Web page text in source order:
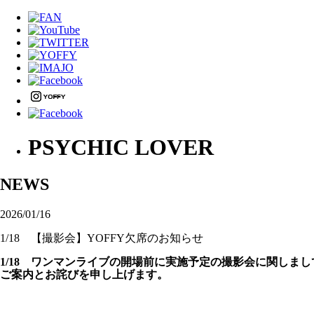
PSYCHIC LOVER
NEWS
2026/01/16
1/18 【撮影会】YOFFY欠席のお知らせ
1/18 ワンマンライブの開場前に実施予定の撮影会に関しまし
ご案内とお詫びを申し上げます。